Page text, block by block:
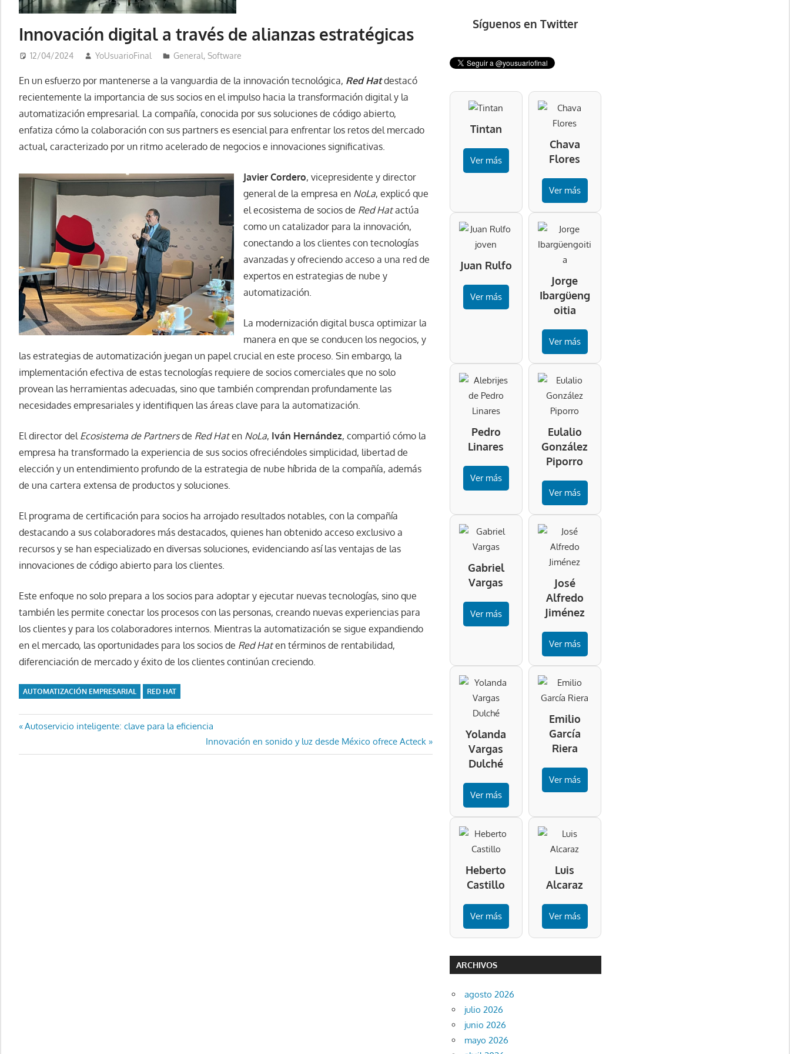
Innovación digital a través de alianzas estratégicas
12/04/2024 YoUsuarioFinal General, Software
En un esfuerzo por mantenerse a la vanguardia de la innovación tecnológica, Red Hatdestacó
recientemente la importancia de sus socios en el impulso hacia la transformación digital y la
automatización empresarial. La compañía, conocida por sus soluciones de código abierto,
enfatiza cómo la colaboración con sus partners es esencial para enfrentar los retos del mercado
actual, caracterizado por un ritmo acelerado de negocios e innovaciones significativas.
Javier Cordero, vicepresidente y director
general de la empresa en NoLa, explicó que
el ecosistema de socios de Red Hatactúa
como un catalizador para la innovación,
conectando a los clientes con tecnologías
avanzadas y ofreciendo acceso a una red de
expertos en estrategias de nube y
automatización.
La modernización digital busca optimizar la
manera en que se conducen los negocios, y
las estrategias de automatización juegan un papel crucial en este proceso. Sin embargo, la
implementación efectiva de estas tecnologías requiere de socios comerciales que no solo
provean las herramientas adecuadas, sino que también comprendan profundamente las
necesidades empresariales y identifiquen las áreas clave para la automatización.
El director del Ecosistema de Partnersde Red Haten NoLa, Iván Hernández, compartió cómo la
empresa ha transformado la experiencia de sus socios ofreciéndoles simplicidad, libertad de
elección y un entendimiento profundo de la estrategia de nube híbrida de la compañía, además
de una cartera extensa de productos y soluciones.
El programa de certificación para socios ha arrojado resultados notables, con la compañía
destacando a sus colaboradores más destacados, quienes han obtenido acceso exclusivo a
recursos y se han especializado en diversas soluciones, evidenciando así las ventajas de las
innovaciones de código abierto para los clientes.
Este enfoque no solo prepara a los socios para adoptar y ejecutar nuevas tecnologías, sino que
también les permite conectar los procesos con las personas, creando nuevas experiencias para
los clientes y para los colaboradores internos. Mientras la automatización se sigue expandiendo
en el mercado, las oportunidades para los socios de Red Haten términos de rentabilidad,
diferenciación de mercado y éxito de los clientes continúan creciendo.
AUTOMATIZACIÓN EMPRESARIAL RED HAT
Navegación
de
Entrada
Autoservicio inteligente: clave para la eficiencia
Entrada
siguiente:
Innovación en sonido y luz desde México ofrece Acteck
Síguenos en Twitter
Tintan
Ver más
Chava
Flores
Ver más
Juan Rulfo
Ver más
Jorge
Ibargüeng
oitia
Ver más
Pedro
Linares
Ver más
Eulalio
González
Piporro
Ver más
Gabriel
Vargas
Ver más
José
Alfredo
Jiménez
Ver más
Yolanda
Vargas
Dulché
Ver más
Emilio
García
Riera
Ver más
Heberto
Castillo
Ver más
Luis
Alcaraz
Ver más
ARCHIVOS
agosto 2026
julio 2026
junio 2026
mayo 2026